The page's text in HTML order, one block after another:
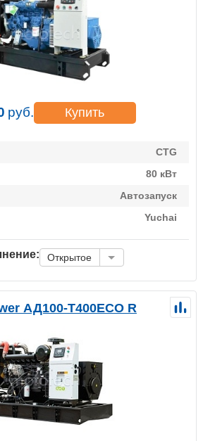
руб. Купить
CTG
80 кВт
Автозапуск
Yuchai
Открытое
АД100-T400ECO R